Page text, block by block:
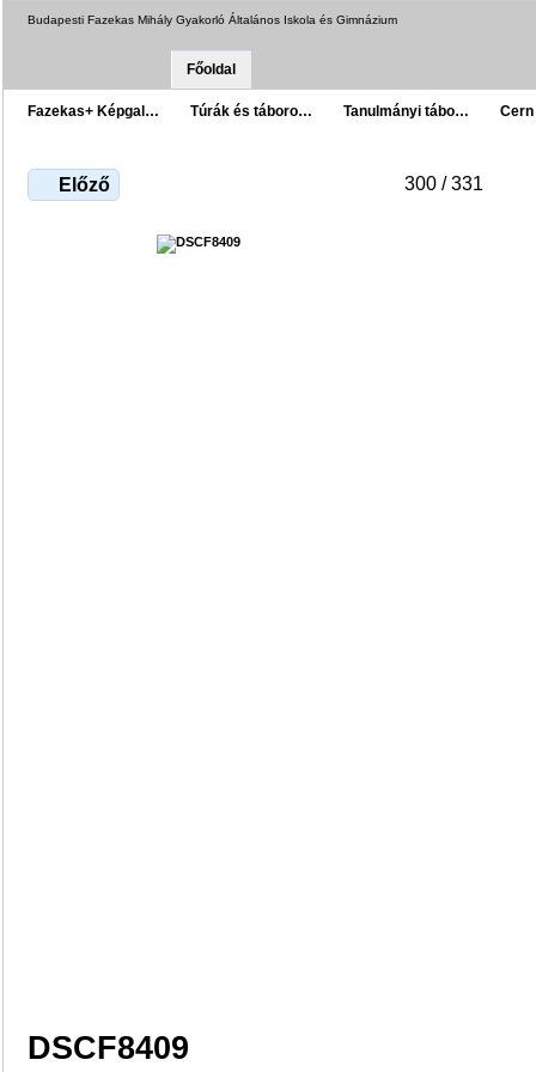
Budapesti Fazekas Mihály Gyakorló Általános Iskola és Gimnázium
Főoldal
Fazekas+ Képgal… Túrák és táboro… Tanulmányi tábo… Cern
Előző 300 / 331
DSCF8409